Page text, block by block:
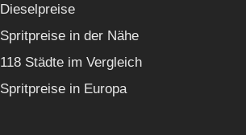
Dieselpreise
Spritpreise in der Nähe
118 Städte im Vergleich
Spritpreise in Europa